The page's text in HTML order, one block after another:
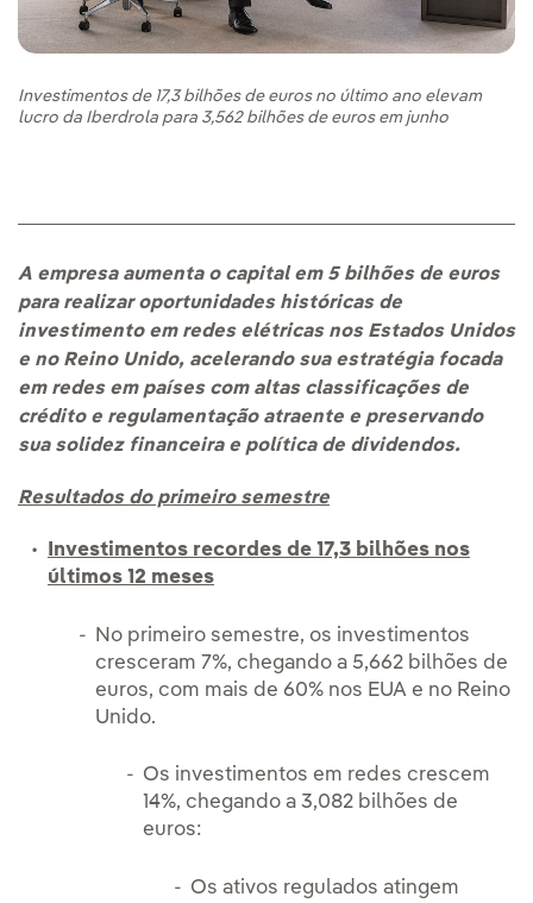
Investimentos de 17,3 bilhões de euros no último ano elevam
lucro da Iberdrola para 3,562 bilhões de euros em junho
A empresa aumenta o capital em 5 bilhões de euros
para realizar oportunidades históricas de
investimento em redes elétricas nos Estados Unidos
e no Reino Unido, acelerando sua estratégia focada
em redes em países com altas classificações de
crédito e regulamentação atraente e preservando
sua solidez financeira e política de dividendos.
Resultados do primeiro semestre
Investimentos recordes de 17,3 bilhões nos
últimos 12 meses
No primeiro semestre, os investimentos
cresceram 7%, chegando a 5,662 bilhões de
euros, com mais de 60% nos EUA e no Reino
Unido.
Os investimentos em redes crescem
14%, chegando a 3,082 bilhões de
euros:
Os ativos regulados atingem